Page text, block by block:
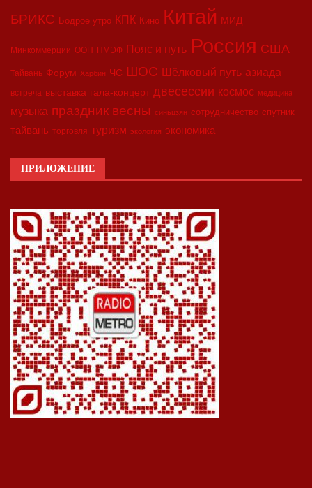
БРИКС Бодрое утро КПК Кино Китай МИД
Минкоммерции ООН ПМЭФ Пояс и путь Россия США
Тайвань Форум Харбин ЧС ШОС Шёлковый путь азиада
встреча выставка гала-концерт двесессии космос медицина
музыка праздник весны синьцзян сотрудничество спутник
тайвань торговля туризм экология экономика
ПРИЛОЖЕНИЕ